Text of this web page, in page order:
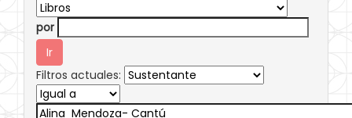
por
Filtros actuales: